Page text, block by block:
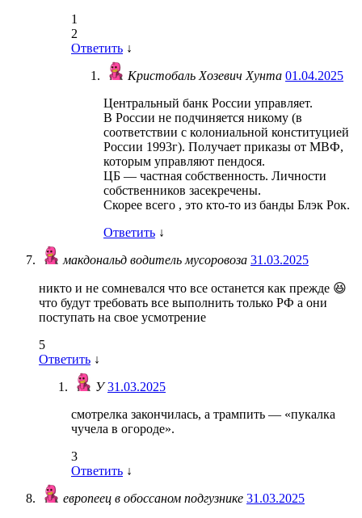
1
2
Ответить ↓
Кристобаль Хозевич Хунта 01.04.2025
Центральный банк России управляет.
В России не подчиняется никому (в
соответствии с колониальной конституцией
России 1993г). Получает приказы от МВФ,
которым управляют пендося.
ЦБ — частная собственность. Личности
собственников засекречены.
Скорее всего , это кто-то из банды Блэк Рок.
Ответить ↓
макдональд водитель мусоровоза 31.03.2025
никто и не сомневался что все останется как прежде 😆
что будут требовать все выполнить только РФ а они
поступать на свое усмотрение
5
Ответить ↓
У31.03.2025
смотрелка закончилась, а трампить — «пукалка
чучела в огороде».
3
Ответить ↓
европеец в обоссаном подгузнике 31.03.2025